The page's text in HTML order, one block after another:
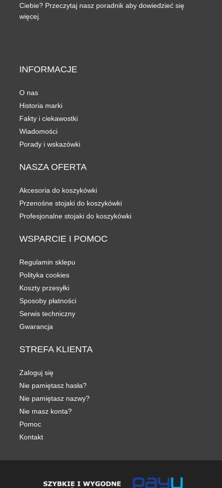
Ciebie? Przeczytaj nasz poradnik aby dowiedzieć się
więcej.
INFORMACJE
O nas
Historia marki
Fakty i ciekawostki
Wiadomości
Porady i wskazówki
NASZAOFERTA
Akcesoria do koszykówki
Przenośne stojaki do koszykówki
Profesjonalne stojaki do koszykówki
WSPARCIE I POMOC
Regulamin sklepu
Polityka cookies
Koszty przesyłki
Sposoby płatności
Serwis techniczny
Gwarancja
STREFAKLIENTA
Zaloguj się
Nie pamiętasz hasła?
Nie pamiętasz nazwy?
Nie masz konta?
Pomoc
Kontakt